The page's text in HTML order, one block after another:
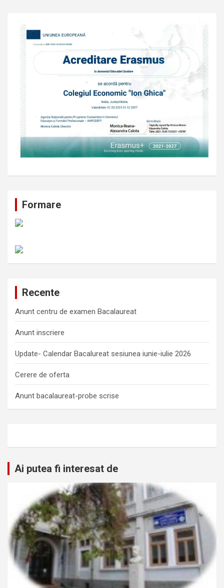
Formare
Recente
Anunt centru de examen Bacalaureat
Anunt inscriere
Update- Calendar Bacalureat sesiunea iunie-iulie 2026
Cerere de oferta
Anunt bacalaureat-probe scrise
Ai putea fi interesat de